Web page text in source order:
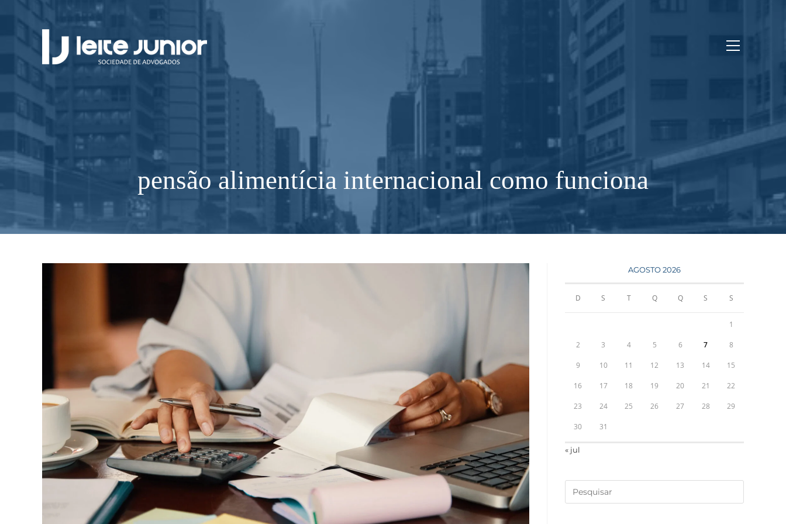
pensão alimentícia internacional como funciona
AGOSTO 2026
D S T Q Q S S
1
2 3 4 5 6 7 8
9 10 11 12 13 14 15
16 17 18 19 20 21 22
23 24 25 26 27 28 29
30 31
« jul